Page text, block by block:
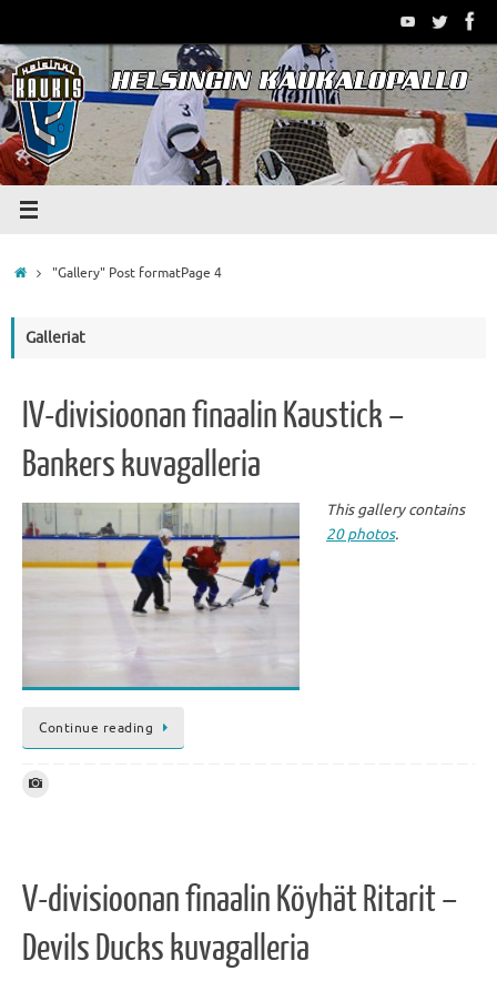
content
Home"Gallery" Post formatPage 4
Galleriat
IV-divisioonan finaalin Kaustick –
Bankers kuvagalleria
This gallery contains
20 photos.
Continue reading
V-divisioonan finaalin Köyhät Ritarit –
Devils Ducks kuvagalleria